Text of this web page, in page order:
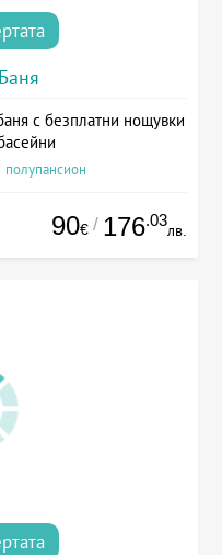
с безплатни нощувки
90€ / 176.03
лв.